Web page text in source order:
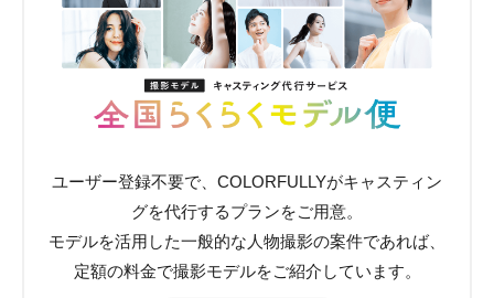
ユーザー登録不要で、COLORFULLYがキャスティン
グを代行するプランをご用意。
モデルを活用した一般的な人物撮影の案件であれば、
定額の料金で撮影モデルをご紹介しています。